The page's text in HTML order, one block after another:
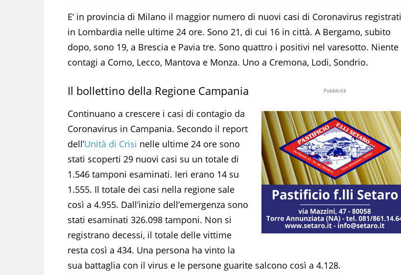
E’ in provincia di Milano il maggior numero di nuovi casi di Coronavirus registrati
in Lombardia nelle ultime 24 ore. Sono 21, di cui 16 in città. A Bergamo, subito
dopo, sono 19, a Brescia e Pavia tre. Sono quattro i positivi nel varesotto. Niente
contagi a Como, Lecco, Mantova e Monza. Uno a Cremona, Lodi, Sondrio.
Pubblicità
Il bollettino della Regione Campania
Continuano a crescere i casi di contagio da
Coronavirus in Campania. Secondo il report
dell’Unità di Crisi nelle ultime 24 ore sono
stati scoperti 29 nuovi casi su un totale di
1.546 tamponi esaminati. Ieri erano 14 su
1.555. Il totale dei casi nella regione sale
così a 4.955. Dall’inizio dell’emergenza sono
stati esaminati 326.098 tamponi. Non si
registrano decessi, il totale delle vittime
resta così a 434. Una persona ha vinto la
sua battaglia con il virus e le persone guarite salcono così a 4.128.